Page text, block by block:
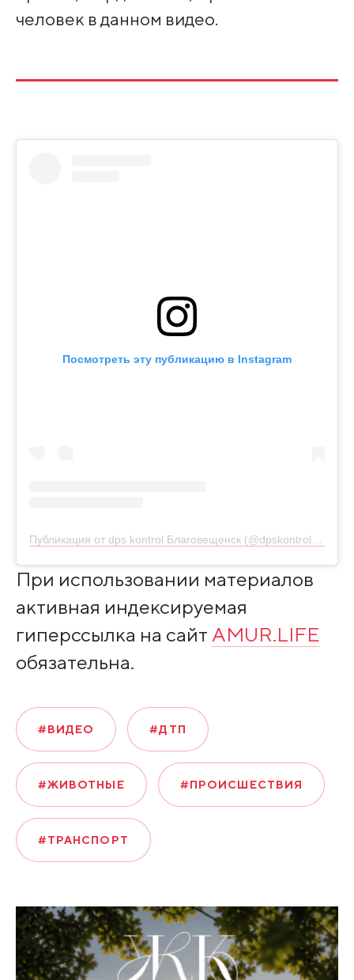
человек в данном видео.
Посмотреть эту публикацию в Instagram
При использовании материалов
активная индексируемая
гиперссылка на сайт AMUR.LIFE
обязательна.
#ВИДЕО #ДТП
#ЖИВОТНЫЕ #ПРОИСШЕСТВИЯ
#ТРАНСПОРТ